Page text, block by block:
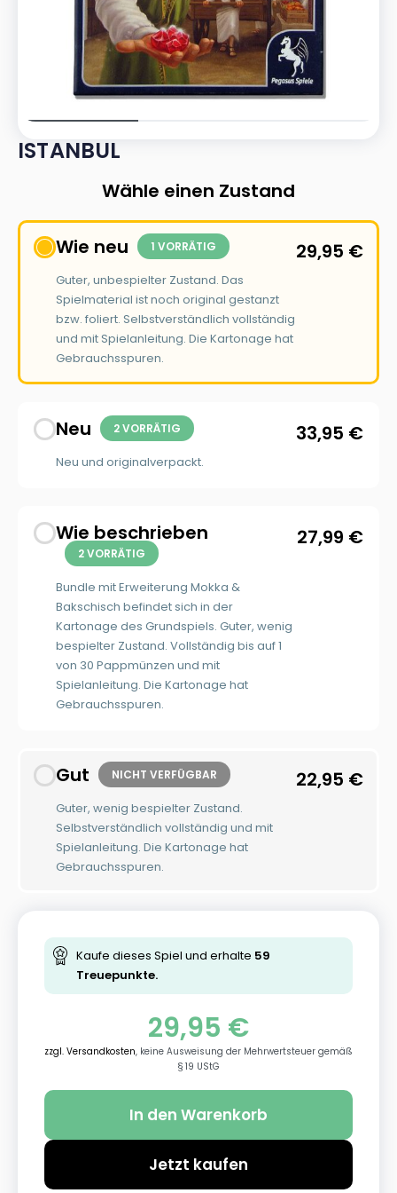
ISTANBUL
Wähle einen Zustand
Wie neu 1 VORRÄTIG
Guter, unbespielter Zustand. Das
Spielmaterial ist noch original gestanzt
bzw. foliert. Selbstverständlich vollständig
und mit Spielanleitung. Die Kartonage hat
Gebrauchsspuren.
29,95 €
Neu 2 VORRÄTIG
Neu und originalverpackt.
33,95 €
Wie beschrieben
2 VORRÄTIG
Bundle mit Erweiterung Mokka &
Bakschisch befindet sich in der
Kartonage des Grundspiels. Guter, wenig
bespielter Zustand. Vollständig bis auf 1
von 30 Pappmünzen und mit
Spielanleitung. Die Kartonage hat
Gebrauchsspuren.
27,99 €
Gut NICHT VERFÜGBAR
Guter, wenig bespielter Zustand.
Selbstverständlich vollständig und mit
Spielanleitung. Die Kartonage hat
Gebrauchsspuren.
22,95 €
Kaufe dieses Spiel und erhalte 59
Treuepunkte.
29,95 €
zzgl. Versandkosten, keine Ausweisung der Mehrwertsteuer gemäß
§ 19 UStG
In den Warenkorb
Jetzt kaufen